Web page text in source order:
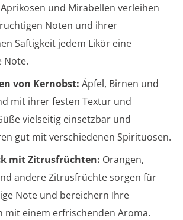
und Mirabellen verleihen
Noten und ihrer
Saftigkeit jedem Likör eine
Note.
von Kernobst: Äpfel, Birnen und
mit ihrer festen Textur und
vielseitig einsetzbar und
gut mit verschiedenen Spirituosen.
mit Zitrusfrüchten: Orangen,
andere Zitrusfrüchte sorgen für
Note und bereichern Ihre
mit einem erfrischenden Aroma.